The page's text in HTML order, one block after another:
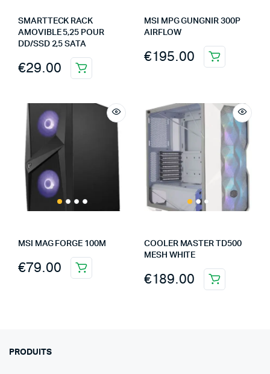
SMARTTECK RACK
AMOVIBLE 5,25 POUR
DD/SSD 2,5 SATA
€29.00
MSI MPG GUNGNIR 300P
AIRFLOW
€195.00
MSI MAG FORGE 100M
€79.00
COOLER MASTER TD500
MESH WHITE
€189.00
PRODUITS